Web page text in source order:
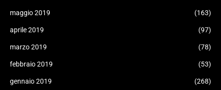
maggio 2019 (163)
aprile 2019 (97)
marzo 2019 (78)
febbraio 2019 (53)
gennaio 2019 (268)